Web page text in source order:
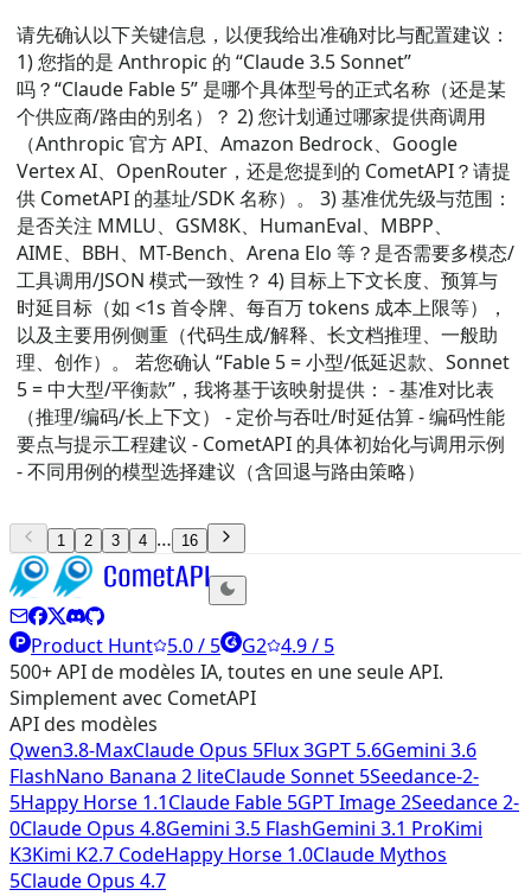
请先确认以下关键信息，以便我给出准确对比与配置建议：
1) 您指的是 Anthropic 的 “Claude 3.5 Sonnet”
吗？“Claude Fable 5” 是哪个具体型号的正式名称（还是某
个供应商/路由的别名）？ 2) 您计划通过哪家提供商调用
（Anthropic 官方 API、Amazon Bedrock、Google
Vertex AI、OpenRouter，还是您提到的 CometAPI？请提
供 CometAPI 的基址/SDK 名称）。 3) 基准优先级与范围：
是否关注 MMLU、GSM8K、HumanEval、MBPP、
AIME、BBH、MT-Bench、Arena Elo 等？是否需要多模态/
工具调用/JSON 模式一致性？ 4) 目标上下文长度、预算与
时延目标（如 <1s 首令牌、每百万 tokens 成本上限等），
以及主要用例侧重（代码生成/解释、长文档推理、一般助
理、创作）。 若您确认 “Fable 5 = 小型/低延迟款、Sonnet
5 = 中大型/平衡款”，我将基于该映射提供： - 基准对比表
（推理/编码/长上下文） - 定价与吞吐/时延估算 - 编码性能
要点与提示工程建议 - CometAPI 的具体初始化与调用示例
- 不同用例的模型选择建议（含回退与路由策略）
1 2 3 4 … 16
Product Hunt 5.0 / 5 G2 4.9 / 5
500+ API de modèles IA, toutes en une seule API.
Simplement avec CometAPI
API des modèles
Qwen3.8-MaxClaude Opus 5Flux 3GPT 5.6Gemini 3.6
FlashNano Banana 2 liteClaude Sonnet 5Seedance-2-
5Happy Horse 1.1Claude Fable 5GPT Image 2Seedance 2-
0Claude Opus 4.8Gemini 3.5 FlashGemini 3.1 ProKimi
K3Kimi K2.7 CodeHappy Horse 1.0Claude Mythos
5Claude Opus 4.7